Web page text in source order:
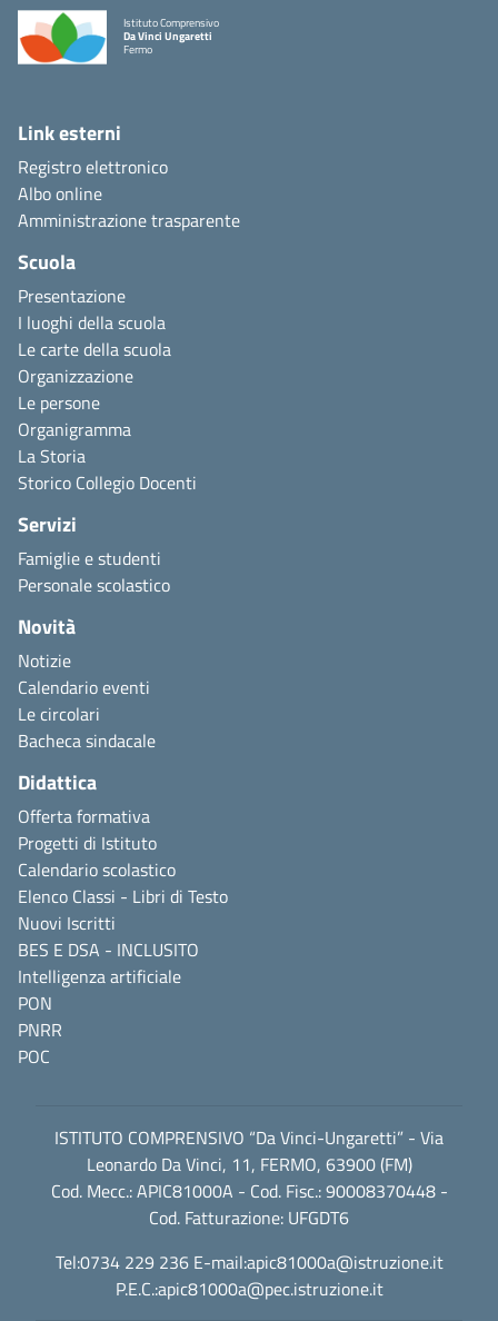
Istituto Comprensivo
Da Vinci Ungaretti
Fermo
Link esterni
Registro elettronico
Albo online
Amministrazione trasparente
Scuola
Presentazione
I luoghi della scuola
Le carte della scuola
Organizzazione
Le persone
Organigramma
La Storia
Storico Collegio Docenti
Servizi
Famiglie e studenti
Personale scolastico
Novità
Notizie
Calendario eventi
Le circolari
Bacheca sindacale
Didattica
Offerta formativa
Progetti di Istituto
Calendario scolastico
Elenco Classi - Libri di Testo
Nuovi Iscritti
BES E DSA - INCLUSITO
Intelligenza artificiale
PON
PNRR
POC
ISTITUTO COMPRENSIVO “Da Vinci-Ungaretti” - Via
Leonardo Da Vinci, 11, FERMO, 63900 (FM)
Cod. Mecc.: APIC81000A - Cod. Fisc.: 90008370448 -
Cod. Fatturazione: UFGDT6
Tel:0734 229 236 E-mail:apic81000a@istruzione.it
P.E.C.:apic81000a@pec.istruzione.it